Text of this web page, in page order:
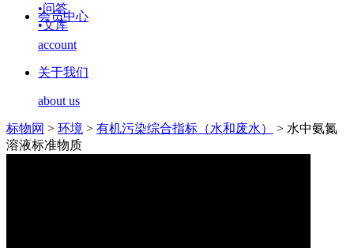
•问答
•文库
会员中心
account
关于我们
about us
标物网 > 环境 > 有机污染综合指标（水和废水） > 水中氨氮
溶液标准物质